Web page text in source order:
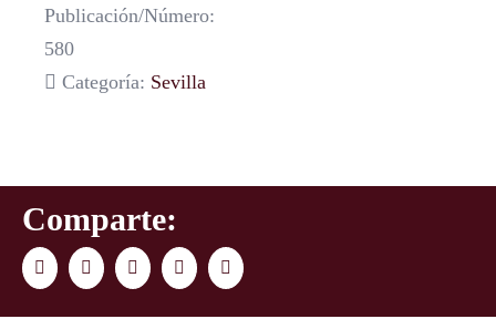
Publicación/Número:
580
Categoría: Sevilla
Comparte:
FacebookTwitter LinkedInWhatsAppCorreo
electrónico